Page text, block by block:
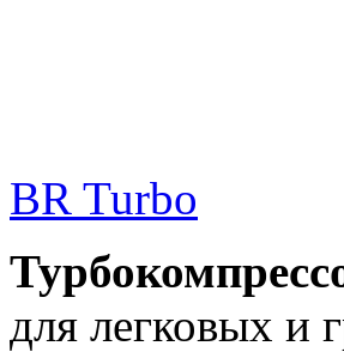
BR Turbo
для легковых и